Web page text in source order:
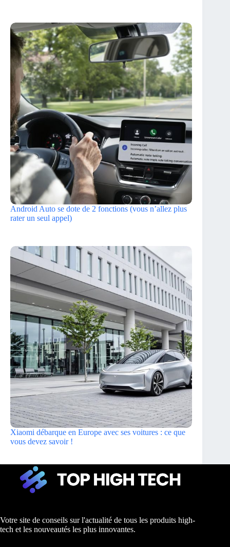
Android Auto se dote de 2 fonctions (vous n’allez plus
rater un seul appel)
Xiaomi débarque en Europe avec ses voitures : ce que
vous devez savoir !
Votre site de conseils sur l'actualité de tous les produits high-
tech et les nouveautés les plus innovantes.